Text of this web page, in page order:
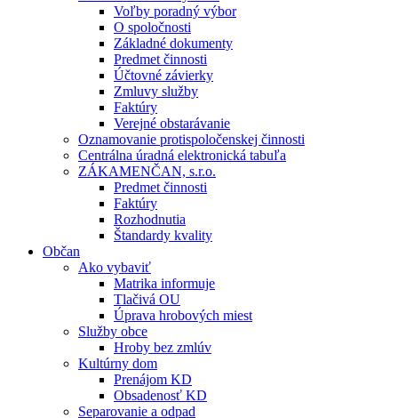
Voľby poradný výbor
O spoločnosti
Základné dokumenty
Predmet činnosti
Účtovné závierky
Zmluvy služby
Faktúry
Verejné obstarávanie
Oznamovanie protispoločenskej činnosti
Centrálna úradná elektronická tabuľa
ZÁKAMENČAN, s.r.o.
Predmet činnosti
Faktúry
Rozhodnutia
Štandardy kvality
Občan
Ako vybaviť
Matrika informuje
Tlačivá OU
Úprava hrobových miest
Služby obce
Hroby bez zmlúv
Kultúrny dom
Prenájom KD
Obsadenosť KD
Separovanie a odpad